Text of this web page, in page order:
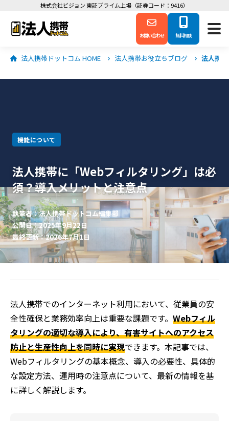
株式会社ビジョン 東証プライム上場（証券コード：9416）
お問い合わせ 無料相談
法人携帯ドットコム HOME 法人携帯お役立ちブログ 法人携
機能について
法人携帯に「Webフィルタリング」は必
須？導入メリットと注意点
執筆者：法人携帯ドットコム編集部
公開日：2025年9月22日
最終更新：2026年7月1日
法人携帯でのインターネット利用において、従業員の安
全性確保と業務効率向上は重要な課題です。 Webフィル
タリングの適切な導入により、有害サイトへのアクセス
防止と生産性向上を同時に実現できます。本記事では、
Webフィルタリングの基本概念、導入の必要性、具体的
な設定方法、運用時の注意点について、最新の情報を基
に詳しく解説します。